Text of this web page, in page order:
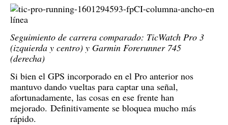
Seguimiento de carrera comparado: TicWatch Pro 3
(izquierda y centro) y Garmin Forerunner 745
(derecha)
Si bien el GPS incorporado en el Pro anterior nos
mantuvo dando vueltas para captar una señal,
afortunadamente, las cosas en ese frente han
mejorado. Definitivamente se bloquea mucho más
rápido.